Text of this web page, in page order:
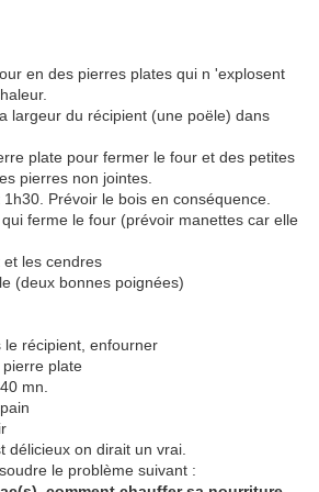
en des pierres plates qui n 'explosent
largeur du récipient (une poële) dans
plate pour fermer le four et des petites
pierres non jointes.
Prévoir le bois en conséquence.
ferme le four (prévoir manettes car elle
et les cendres
(deux bonnes poignées)
le récipient, enfourner
plate
mn.
délicieux on dirait un vrai.
le problème suivant :